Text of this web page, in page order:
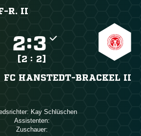
R. II
:
[2 : 2]
FC HANSTEDT-BRACKEL II
 
Assistenten:
Zuschauer: